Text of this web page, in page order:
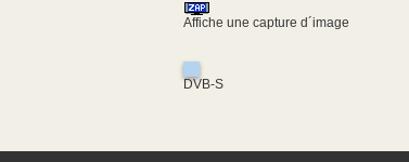
Affiche une capture d´image
DVB-S